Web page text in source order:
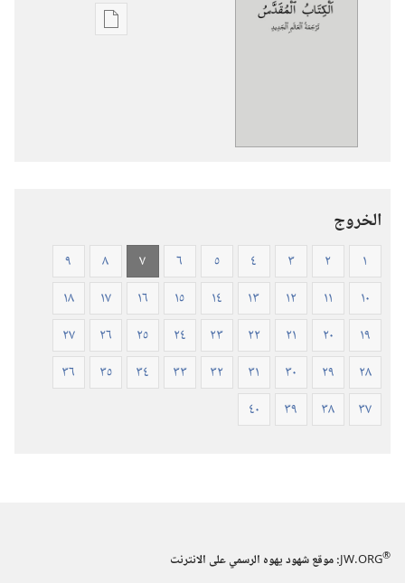
خيارات
(ورقي
الغلاف)
الخروج
١ ٢ ٣ ٤ ٥ ٦ ٧ ٨
٩
١٠
١١ ١٢ ١٣ ١٤ ١٥ ١٦ ١٧
١٨
١٩
٢٠ ٢١ ٢٢ ٢٣ ٢٤ ٢٥ ٢٦
٢٧
٢٨
٢٩ ٣٠ ٣١ ٣٢ ٣٣ ٣٤ ٣٥
٣٦
٣٧
٣٨ ٣٩ ٤٠
JW.ORG®
:‏ موقع شهود يهوه الرسمي على الانترنت